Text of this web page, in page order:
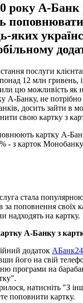
року А-Банк
яких
послуги
12 млн гривень,
цю можливість як
А-Банку, не потрібно
досить зайти в
свою картку з
картку А-
- з карток
стала
за поповнення своїх
надходять на картку.
А-Банку з
додаток АБанк24
його на свій
програми на
натисніть "З
поповнити картку.